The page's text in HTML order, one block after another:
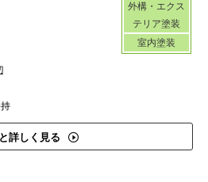
外構・エクス
テリア塗装
室内塗装
詳しく見る